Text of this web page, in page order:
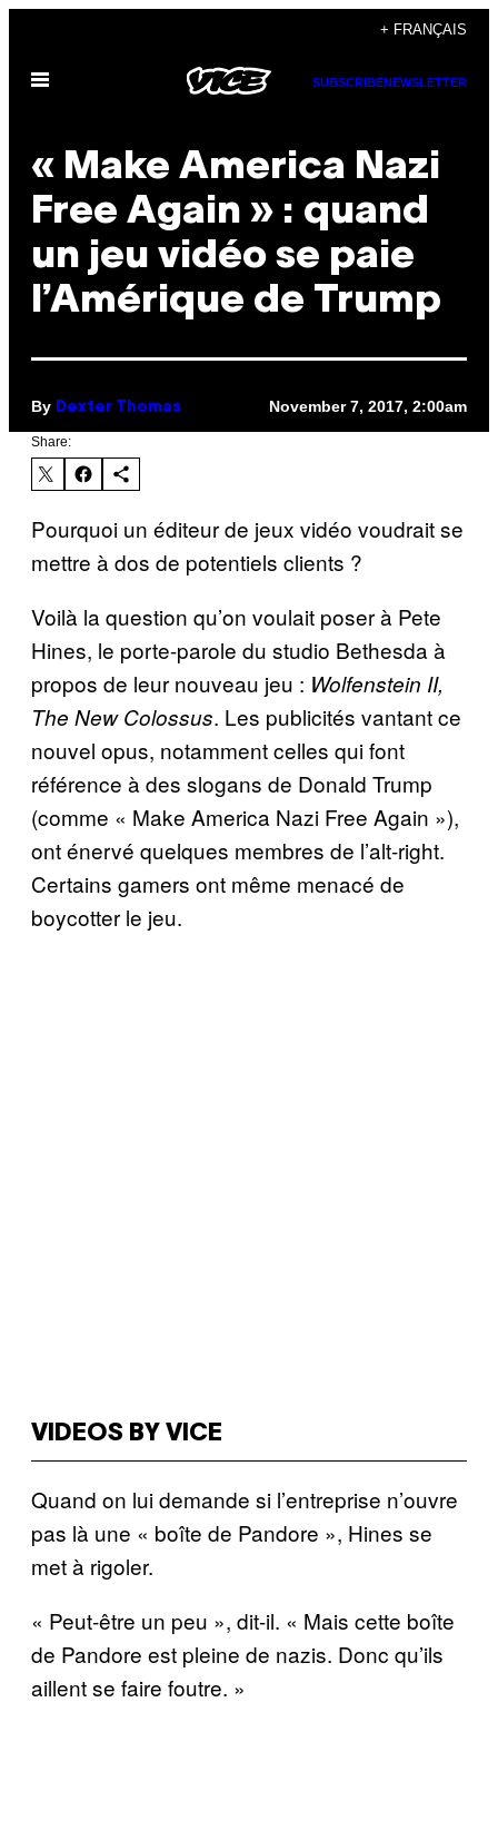
content
+ FRANÇAIS
Open
SUBSCRIBENEWSLETTER
« Make America Nazi
Free Again » : quand
un jeu vidéo se paie
l’Amérique de Trump
By Dexter Thomas November 7, 2017, 2:00am
Share:
Pourquoi un éditeur de jeux vidéo voudrait se
mettre à dos de potentiels clients ?
Voilà la question qu’on voulait poser à Pete
Hines, le porte-parole du studio Bethesda à
propos de leur nouveau jeu : Wolfenstein II,
The New Colossus. Les publicités vantant ce
nouvel opus, notamment celles qui font
référence à des slogans de Donald Trump
(comme « Make America Nazi Free Again »),
ont énervé quelques membres de l’alt-right.
Certains gamers ont même menacé de
boycotter le jeu.
VIDEOS BY VICE
Quand on lui demande si l’entreprise n’ouvre
pas là une « boîte de Pandore », Hines se
met à rigoler.
« Peut-être un peu », dit-il. « Mais cette boîte
de Pandore est pleine de nazis. Donc qu’ils
aillent se faire foutre. »